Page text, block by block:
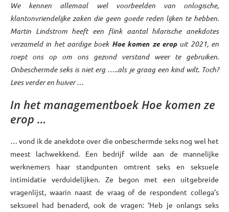
We kennen allemaal wel voorbeelden van onlogische,
klantonvriendelijke zaken die geen goede reden lijken te hebben.
Martin Lindstrom heeft een flink aantal hilarische anekdotes
verzameld in het aardige boek Hoe komen ze eropuit 2021, en
roept ons op om ons gezond verstand weer te gebruiken.
Onbeschermde seks is niet erg …..als je graag een kind wilt. Toch?
Lees verder en huiver …
In het managementboek Hoe komen ze
erop …
… vond ik de anekdote over die onbeschermde seks nog wel het
meest lachwekkend. Een bedrijf wilde aan de mannelijke
werknemers haar standpunten omtrent seks en seksuele
intimidatie verduidelijken. Ze begon met een uitgebreide
vragenlijst, waarin naast de vraag of de respondent collega’s
seksueel had benaderd, ook de vragen: ‘Heb je onlangs seks